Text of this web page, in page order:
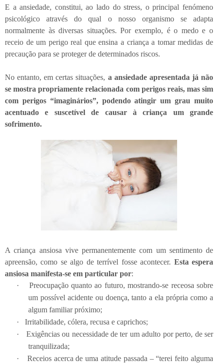
E a ansiedade, constitui, ao lado do stress, o principal fenómeno
psicológico através do qual o nosso organismo se adapta
normalmente às diversas situações. Por exemplo, é o medo e o
receio de um perigo real que ensina a criança a tomar medidas de
precaução para se proteger de determinados riscos.
No entanto, em certas situações, a ansiedade apresentada já não
se mostra propriamente relacionada com perigos reais, mas sim
com perigos “imaginários”, podendo atingir um grau muito
acentuado e suscetível de causar à criança um grande
sofrimento.
A criança ansiosa vive permanentemente com um sentimento de
apreensão, como se algo de terrível fosse acontecer. Esta espera
ansiosa manifesta-se em particular por:
·
Preocupação quanto ao futuro, mostrando-se receosa sobre
um possível acidente ou doença, tanto a ela própria como a
algum familiar próximo;
·
Irritabilidade, cólera, recusa e caprichos;
·
Exigências ou necessidade de ter um adulto por perto, de ser
tranquilizada;
·
Receios acerca de uma atitude passada – “terei feito alguma